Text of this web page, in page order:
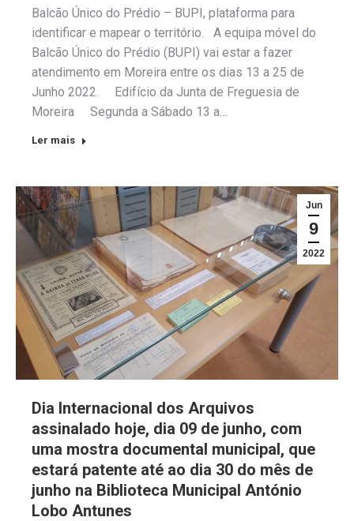
Balcão Único do Prédio – BUPI, plataforma para
identificar e mapear o território. A equipa móvel do
Balcão Único do Prédio (BUPI) vai estar a fazer
atendimento em Moreira entre os dias 13 a 25 de
Junho 2022. Edifício da Junta de Freguesia de
Moreira Segunda a Sábado 13 a…
Ler mais
Jun
9
2022
Dia Internacional dos Arquivos
assinalado hoje, dia 09 de junho, com
uma mostra documental municipal, que
estará patente até ao dia 30 do mês de
junho na Biblioteca Municipal António
Lobo Antunes